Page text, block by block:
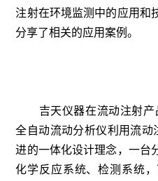
注射在环境监测中的应用和
分享了相关的应用案例。
吉天仪器在流动注射产
全自动流动分析仪利用流
进的一体化设计理念，一台
化学反应系统、检测系统